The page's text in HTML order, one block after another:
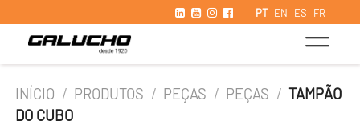
PT EN ES FR
INÍCIO / PRODUTOS / PEÇAS / PEÇAS / TAMPÃO
DO CUBO